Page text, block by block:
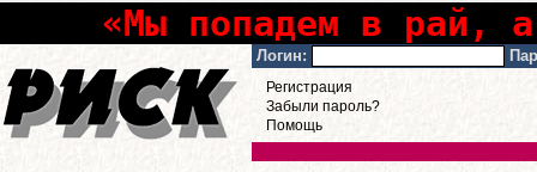
«Мы попадем в рай,
Логин:
Регистрация
Забыли пароль?
Помощь